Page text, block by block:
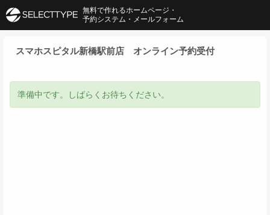
スマホスピタル新橋駅前店 オンライン予約受付
準備中です。しばらくお待ちください。
無料で作れるホームページ・
予約システム・メールフォーム